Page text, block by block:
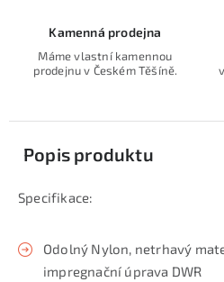
Kamenná prodejna
Máme vlastní kamennou
prodejnu v Českém Těšíně.
Popis produktu
Specifikace:
Odolný Nylon, netrhavý
impregnační úprava DWR